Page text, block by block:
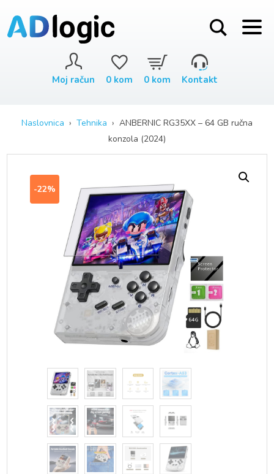
Moj račun 0 kom 0 kom Kontakt
Naslovnica › Tehnika › ANBERNIC RG35XX – 64 GB ručna
konzola (2024)
-22%